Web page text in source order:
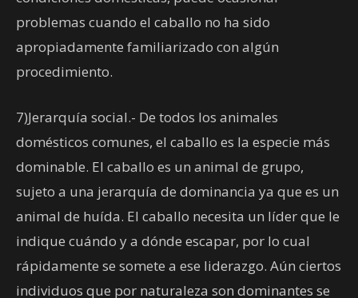
problemas cuando el caballo no ha sido
apropiadamente familiarizado con algún
procedimiento.
7)Jerarquía social.- De todos los animales
domésticos comunes, el caballo es la especie más
dominable. El caballo es un animal de grupo,
sujeto a una jerarquía de dominancia ya que es un
animal de huída. El caballo necesita un líder que le
indique cuándo y a dónde escapar, por lo cual
rápidamente se somete a ese liderazgo. Aún ciertos
individuos que por naturaleza son dominantes se